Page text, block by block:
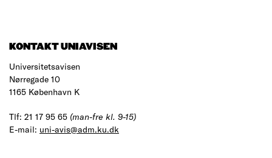
KONTAKT UNIAVISEN
Universitetsavisen
Nørregade 10
1165 København K
Tlf: 21 17 95 65 (man-fre kl. 9-15)
E-mail: uni-avis@adm.ku.dk